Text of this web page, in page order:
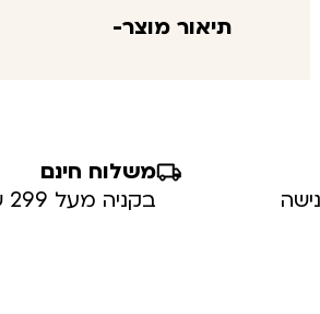
תיאור מוצר-
משלוח חינם
בקניה מעל 299 ש”ח